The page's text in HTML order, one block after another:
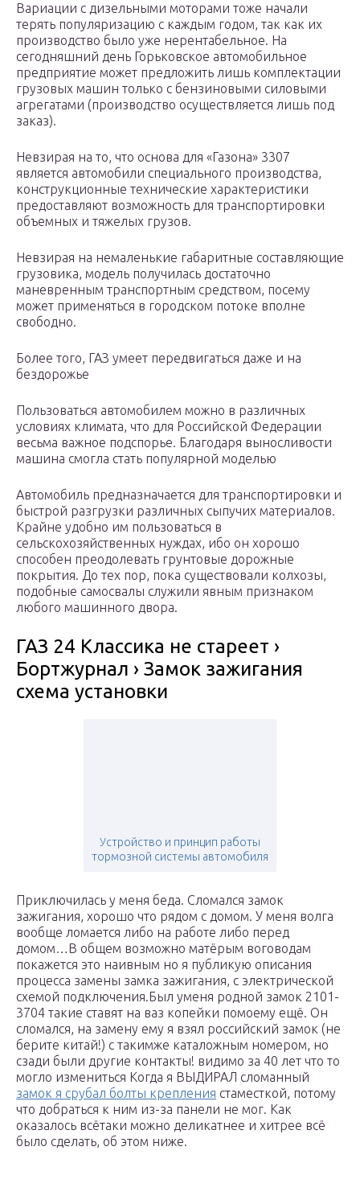
Вариации с дизельными моторами тоже начали
терять популяризацию с каждым годом, так как их
производство было уже нерентабельное. На
сегодняшний день Горьковское автомобильное
предприятие может предложить лишь комплектации
грузовых машин только с бензиновыми силовыми
агрегатами (производство осуществляется лишь под
заказ).
Невзирая на то, что основа для «Газона» 3307
является автомобили специального производства,
конструкционные технические характеристики
предоставляют возможность для транспортировки
объемных и тяжелых грузов.
Невзирая на немаленькие габаритные составляющие
грузовика, модель получилась достаточно
маневренным транспортным средством, посему
может применяться в городском потоке вполне
свободно.
Более того, ГАЗ умеет передвигаться даже и на
бездорожье
Пользоваться автомобилем можно в различных
условиях климата, что для Российской Федерации
весьма важное подспорье. Благодаря выносливости
машина смогла стать популярной моделью
Автомобиль предназначается для транспортировки и
быстрой разгрузки различных сыпучих материалов.
Крайне удобно им пользоваться в
сельскохозяйственных нуждах, ибо он хорошо
способен преодолевать грунтовые дорожные
покрытия. До тех пор, пока существовали колхозы,
подобные самосвалы служили явным признаком
любого машинного двора.
ГАЗ 24 Классика не стареет ›
Бортжурнал › Замок зажигания
схема установки
Устройство и принцип работы
тормозной системы автомобиля
Приключилась у меня беда. Сломался замок
зажигания, хорошо что рядом с домом. У меня волга
вообще ломается либо на работе либо перед
домом…В общем возможно матёрым воговодам
покажется это наивным но я публикую описания
процесса замены замка зажигания, с электрической
схемой подключения.Был уменя родной замок 2101-
3704 такие ставят на ваз копейки помоему ещё. Он
сломался, на замену ему я взял российский замок (не
берите китай!) с такимже каталожным номером, но
сзади были другие контакты! видимо за 40 лет что то
могло измениться Когда я ВЫДИРАЛ сломанный
замок я срубал болты крепления стаместкой, потому
что добраться к ним из-за панели не мог. Как
оказалось всётаки можно деликатнее и хитрее всё
было сделать, об этом ниже.